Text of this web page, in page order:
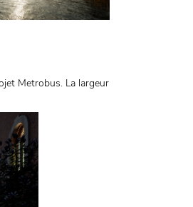
Metrobus. La largeur